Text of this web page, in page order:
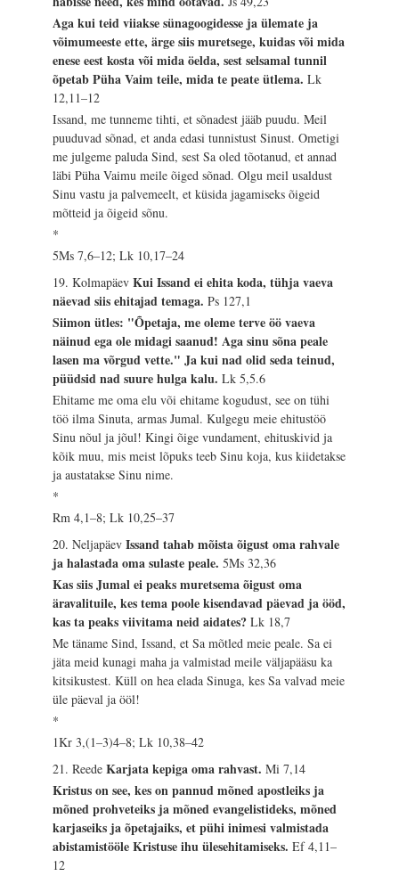
Aga kui teid viiakse sünagoogidesse ja ülemate ja
võimumeeste ette, ärge siis muretsege, kuidas või mida
enese eest kosta või mida öelda, sest selsamal tunnil
õpetab Püha Vaim teile, mida te peate ütlema.Lk
12,11–12
Issand, me tunneme tihti, et sõnadest jääb puudu. Meil
puuduvad sõnad, et anda edasi tunnistust Sinust. Ometigi
me julgeme paluda Sind, sest Sa oled tõotanud, et annad
läbi Püha Vaimu meile õiged sõnad. Olgu meil usaldust
Sinu vastu ja palvemeelt, et küsida jagamiseks õigeid
mõtteid ja õigeid sõnu.
*
5Ms 7,6–12; Lk 10,17–24
19. KolmapäevKui Issand ei ehita koda, tühja vaeva
näevad siis ehitajad temaga.Ps 127,1
Siimon ütles: "Õpetaja, me oleme terve öö vaeva
näinud ega ole midagi saanud! Aga sinu sõna peale
lasen ma võrgud vette." Ja kui nad olid seda teinud,
püüdsid nad suure hulga kalu.Lk 5,5.6
Ehitame me oma elu või ehitame kogudust, see on tühi
töö ilma Sinuta, armas Jumal. Kulgegu meie ehitustöö
Sinu nõul ja jõul! Kingi õige vundament, ehituskivid ja
kõik muu, mis meist lõpuks teeb Sinu koja, kus kiidetakse
ja austatakse Sinu nime.
*
Rm 4,1–8; Lk 10,25–37
20. NeljapäevIssand tahab mõista õigust oma rahvale
ja halastada oma sulaste peale.5Ms 32,36
Kas siis Jumal ei peaks muretsema õigust oma
äravalituile, kes tema poole kisendavad päevad ja ööd,
kas ta peaks viivitama neid aidates?Lk 18,7
Me täname Sind, Issand, et Sa mõtled meie peale. Sa ei
jäta meid kunagi maha ja valmistad meile väljapääsu ka
kitsikustest. Küll on hea elada Sinuga, kes Sa valvad meie
üle päeval ja ööl!
*
1Kr 3,(1–3)4–8; Lk 10,38–42
21. ReedeKarjata kepiga oma rahvast.Mi 7,14
Kristus on see, kes on pannud mõned apostleiks ja
mõned prohveteiks ja mõned evangelistideks, mõned
karjaseiks ja õpetajaiks, et pühi inimesi valmistada
abistamistööle Kristuse ihu ülesehitamiseks.Ef 4,11–
12